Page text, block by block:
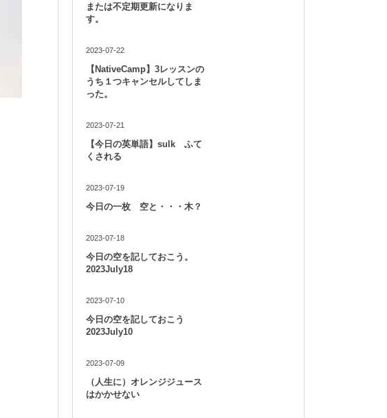
または不定期更新になりま
す。
2023-07-22
【NativeCamp】3レッスンの
うち１つキャンセルしてしま
った。
2023-07-21
【今日の英単語】sulk ふて
くされる
2023-07-19
今日の一枚 空と・・・木？
2023-07-18
今日の空を記しておこう。
2023July18
2023-07-10
今日の空を記しておこう
2023July10
2023-07-09
（人生に）オレンジジュース
はかかせない